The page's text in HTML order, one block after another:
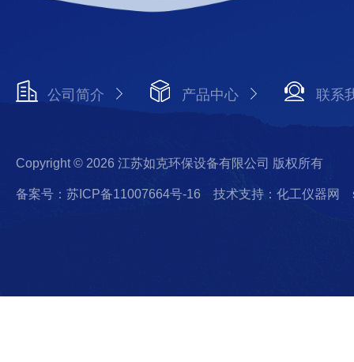
公司简介 产品中心 联系
Copyright © 2026 江苏如克环保设备有限公司 版权所有
备案号：苏ICP备11007664号-16 技术支持：化工仪器网